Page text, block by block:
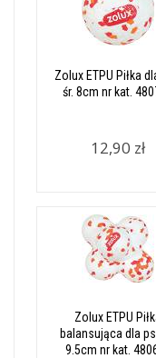
Zolux ETPU Piłka
śr. 8cm nr kat.
12,90 zł
Zolux ETPU
balansująca dla
9.5cm nr kat.